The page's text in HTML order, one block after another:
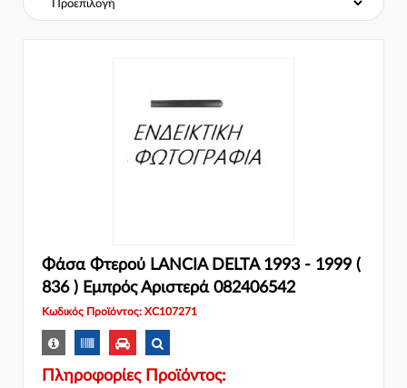
Φάσα Φτερού LANCIA DELTA 1993 - 1999 (
836 ) Εμπρός Αριστερά 082406542
Κωδικός Προϊόντος: XC107271
Πληροφορίες Προϊόντος: